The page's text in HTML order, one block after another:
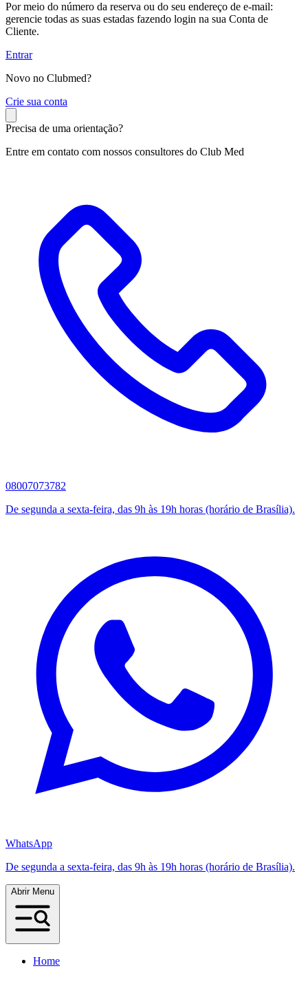
Por meio do número da reserva ou do seu endereço de e-mail:
gerencie todas as suas estadas fazendo login na sua Conta de
Cliente.
Entrar
Novo no Clubmed?
Crie sua conta
Precisa de uma orientação?
Entre em contato com nossos consultores do Club Med
08007073782
De segunda a sexta-feira, das 9h às 19h horas (horário de Brasília).
WhatsApp
De segunda a sexta-feira, das 9h às 19h horas (horário de Brasília).
Abrir Menu
Home